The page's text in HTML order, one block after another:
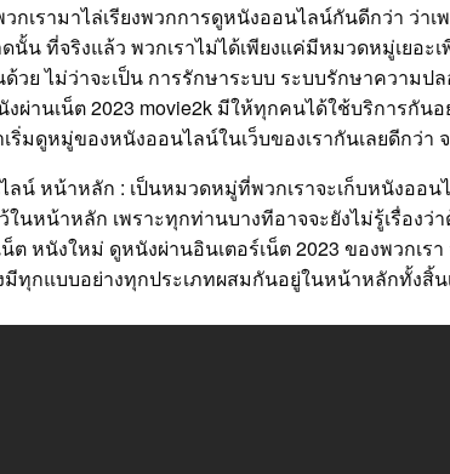
กเรามาไล่เรียงพวกการดูหนังออนไลน์กันดีกว่า ว่า
นั้น ที่จริงแล้ว พวกเราไม่ได้เพียงแค่มีหมวดหมู่เยอะ
ด้วย ไม่ว่าจะเป็น การรักษาระบบ ระบบรักษาความป
ผ่านเน็ต 2023 movie2k มีให้ทุกคนได้ใช้บริการกัน
ริ่มดูหมู่ของหนังออนไลน์ในเว็บของเรากันเลยดีกว่า
ลน์ หน้าหลัก : เป็นหมวดหมู่ที่พวกเราจะเก็บหนังออ
ในหน้าหลัก เพราะทุกท่านบางทีอาจจะยังไม่รู้เรื่องว่
ต หนังใหม่ ดูหนังผ่านอินเตอร์เน็ต 2023 ของพวกเร
ทุกแบบอย่างทุกประเภทผสมกันอยู่ในหน้าหลักทั้งสิ้น